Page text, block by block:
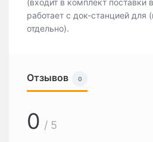
(входит в комплект поставки
работает с док-станцией для
отдельно).
Отзывов 0
0 / 5